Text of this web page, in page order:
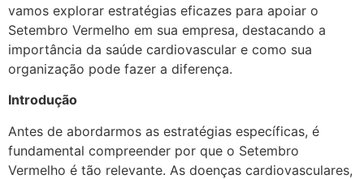
vamos explorar estratégias eficazes para apoiar o
Setembro Vermelho em sua empresa, destacando a
importância da saúde cardiovascular e como sua
organização pode fazer a diferença.
Introdução
Antes de abordarmos as estratégias específicas, é
fundamental compreender por que o Setembro
Vermelho é tão relevante. As doenças cardiovasculares,